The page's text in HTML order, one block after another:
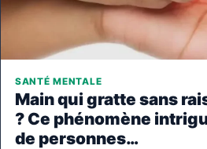
SANTÉ MENTALE
Main qui gratte sans
? Ce phénomène
de personnes…